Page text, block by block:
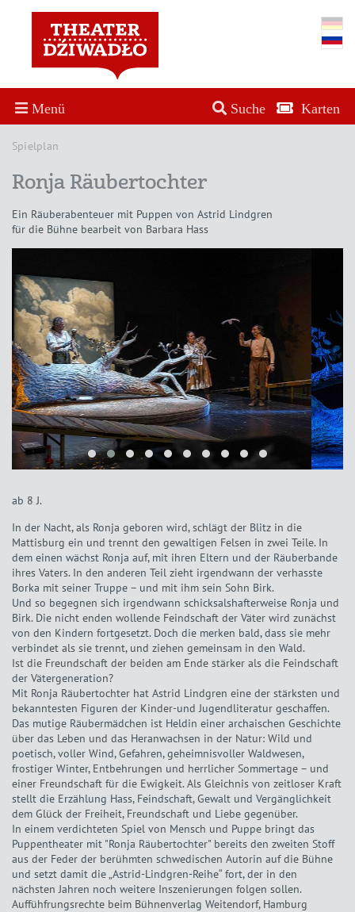
Menü Suche Karten
Spielplan
Ronja Räubertochter
Ein Räuberabenteuer mit Puppen von Astrid Lindgren
für die Bühne bearbeit von Barbara Hass
ab 8 J.
In der Nacht, als Ronja geboren wird, schlägt der Blitz in die
Mattisburg ein und trennt den gewaltigen Felsen in zwei Teile. In
dem einen wächst Ronja auf, mit ihren Eltern und der Räuberbande
ihres Vaters. In den anderen Teil zieht irgendwann der verhasste
Borka mit seiner Truppe – und mit ihm sein Sohn Birk.
Und so begegnen sich irgendwann schicksalshafterweise Ronja und
Birk. Die nicht enden wollende Feindschaft der Väter wird zunächst
von den Kindern fortgesetzt. Doch die merken bald, dass sie mehr
verbindet als sie trennt, und ziehen gemeinsam in den Wald.
Ist die Freundschaft der beiden am Ende stärker als die Feindschaft
der Vätergeneration?
Mit Ronja Räubertochter hat Astrid Lindgren eine der stärksten und
bekanntesten Figuren der Kinder-und Jugendliteratur geschaffen.
Das mutige Räubermädchen ist Heldin einer archaischen Geschichte
über das Leben und das Heranwachsen in der Natur: Wild und
poetisch, voller Wind, Gefahren, geheimnisvoller Waldwesen,
frostiger Winter, Entbehrungen und herrlicher Sommertage – und
einer Freundschaft für die Ewigkeit. Als Gleichnis von zeitloser Kraft
stellt die Erzählung Hass, Feindschaft, Gewalt und Vergänglichkeit
dem Glück der Freiheit, Freundschaft und Liebe gegenüber.
In einem verdichteten Spiel von Mensch und Puppe bringt das
Puppentheater mit "Ronja Räubertochter" bereits den zweiten Stoff
aus der Feder der berühmten schwedischen Autorin auf die Bühne
und setzt damit die „Astrid-Lindgren-Reihe“ fort, der in den
nächsten Jahren noch weitere Inszenierungen folgen sollen.
Auffühfrungsrechte beim Bühnenverlag Weitendorf, Hamburg